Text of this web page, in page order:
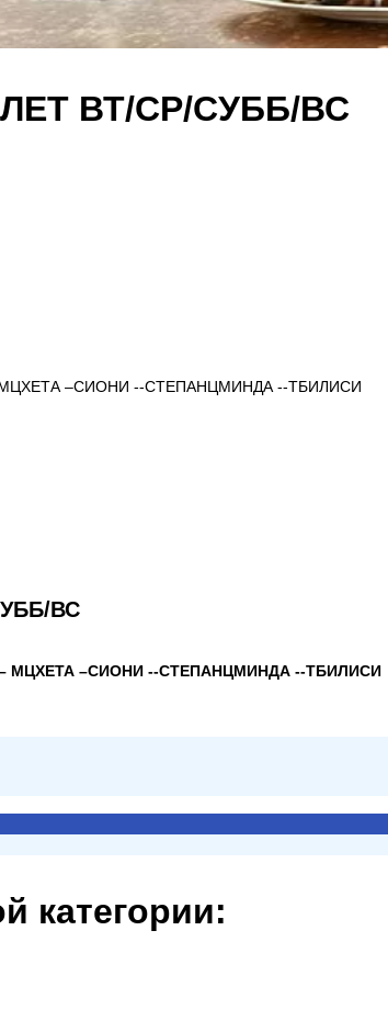
ВТ/СР/СУББ/ВС
–СИОНИ --СТЕПАНЦМИНДА --ТБИЛИСИ
ВС
МЦХЕТА –СИОНИ --СТЕПАНЦМИНДА --ТБИЛИСИ
категории: